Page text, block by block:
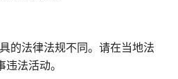
的法律法规不同。请在当地法
法活动。